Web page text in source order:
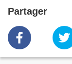
Partager